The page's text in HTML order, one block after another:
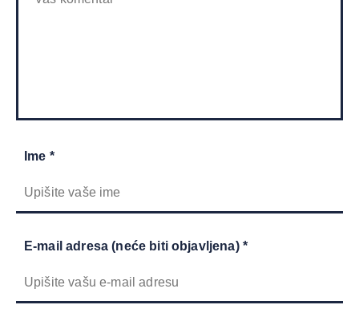
Ime *
E-mail adresa (neće biti objavljena) *